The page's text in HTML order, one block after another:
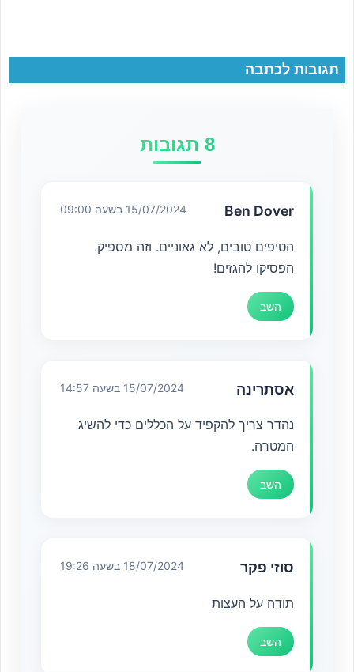
תגובות לכתבה
8 תגובות
Ben Dover 15/07/2024 בשעה 09:00
הטיפים טובים, לא גאוניים. וזה מספיק.
הפסיקו להגזים!
השב
אסתרינה 15/07/2024 בשעה 14:57
נהדר צריך להקפיד על הכללים כדי להשיג
המטרה.
השב
סוזי פקר 18/07/2024 בשעה 19:26
תודה על העצות
השב